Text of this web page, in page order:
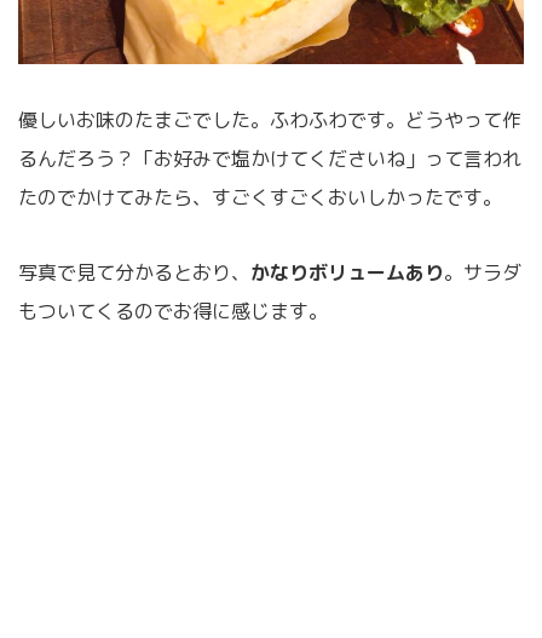
優しいお味のたまごでした。ふわふわです。どうやって作
るんだろう？「お好みで塩かけてくださいね」って言われ
たのでかけてみたら、すごくすごくおいしかったです。
写真で見て分かるとおり、 かなりボリュームあり。サラダ
もついてくるのでお得に感じます。